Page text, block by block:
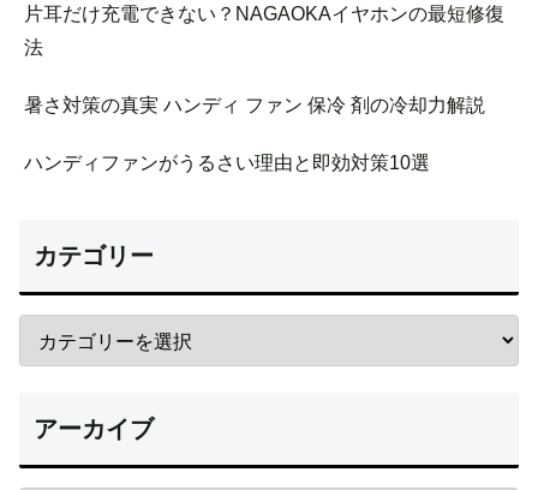
片耳だけ充電できない？NAGAOKAイヤホンの最短修復
法
暑さ対策の真実 ハンディ ファン 保冷 剤の冷却力解説
ハンディファンがうるさい理由と即効対策10選
カテゴリー
アーカイブ